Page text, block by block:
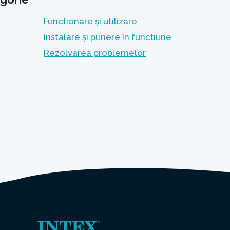
Funcționare și utilizare
Instalare și punere în funcțiune
Rezolvarea problemelor